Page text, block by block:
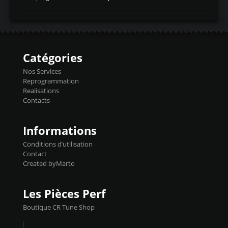
d'admissiontemp ex. pour atmo -30- 80°C
temperaturetemperature ldr moteurtemp
Injecteurs + Flashpro 1370€ TTC Le
précise et performante. Vous pourrez
basculer de la carto sans plomb à Ethanol à
l'aide du flashpro OPTION ECONOMIQUES
Reprog SP 98 sur le calculateur d'origine
450€ TTC Un gain d'environ 10cv et 15nm
Catégories
Nos Services
Reprogrammation
Realisations
Contacts
Informations
Conditions d’utilisation
Contact
Created byMarto
Les Pièces Perf
Boutique CR Tune Shop